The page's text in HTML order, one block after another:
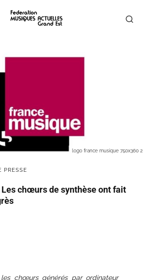
logo france musique 750x360 2
PRESSE
Les chœurs de synthèse ont fait
les chœurs générés par ordinateur